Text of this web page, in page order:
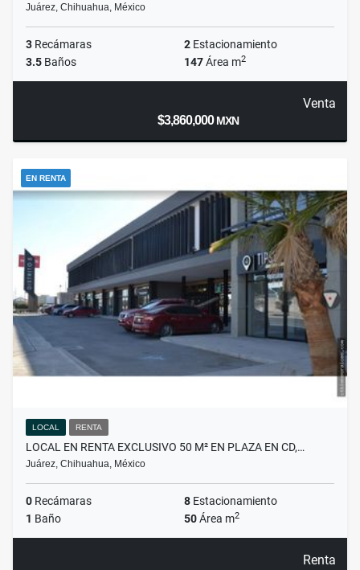
Juárez, Chihuahua, México
3 Recámaras 2 Estacionamiento
3.5 Baños 147Área m2
Venta
$3,860,000MXN
EN RENTA
LOCAL RENTA
LOCAL EN RENTA EXCLUSIVO 50 M² EN PLAZA EN CD,…
Juárez, Chihuahua, México
0 Recámaras 8 Estacionamiento
1 Baño 50Área m2
Renta